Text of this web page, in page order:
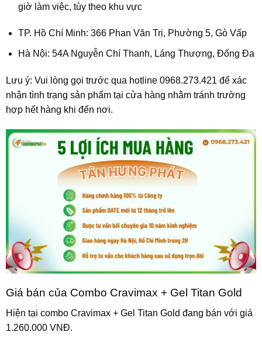
giờ làm việc, tùy theo khu vực
TP. Hồ Chí Minh: 366 Phan Văn Trị, Phường 5, Gò Vấp
Hà Nội: 54A Nguyễn Chí Thanh, Láng Thượng, Đống Đa
Lưu ý: Vui lòng gọi trước qua hotline 0968.273.421 để xác
nhận tình trạng sản phẩm tại cửa hàng nhằm tránh trường
hợp hết hàng khi đến nơi.
Giá bán của Combo Cravimax + Gel Titan Gold
Hiện tại combo Cravimax + Gel Titan Gold đang bán với giá
1.260.000 VNĐ.